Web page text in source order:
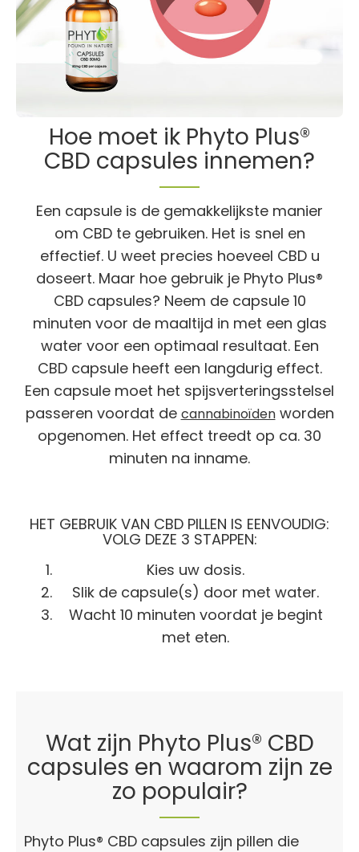
Hoe moet ik Phyto Plus®
CBD capsules innemen?
Een capsule is de gemakkelijkste manier
om CBD te gebruiken. Het is snel en
effectief. U weet precies hoeveel CBD u
doseert. Maar hoe gebruik je Phyto Plus®
CBD capsules? Neem de capsule 10
minuten voor de maaltijd in met een glas
water voor een optimaal resultaat. Een
CBD capsule heeft een langdurig effect.
Een capsule moet het spijsverteringsstelsel
passeren voordat de cannabinoïdenworden
opgenomen. Het effect treedt op ca. 30
minuten na inname.
HET GEBRUIK VAN CBD PILLEN IS EENVOUDIG:
VOLG DEZE 3 STAPPEN:
Kies uw dosis.
Slik de capsule(s) door met water.
Wacht 10 minuten voordat je begint
met eten.
Wat zijn Phyto Plus® CBD
capsules en waarom zijn ze
zo populair?
Phyto Plus® CBD capsules zijn pillen die